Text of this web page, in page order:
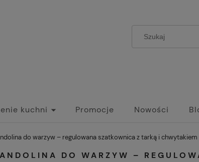
kuchni Promocje Nowości
do warzyw – regulowana szatkownica z tarką i chwytakiem
DO WARZYW –